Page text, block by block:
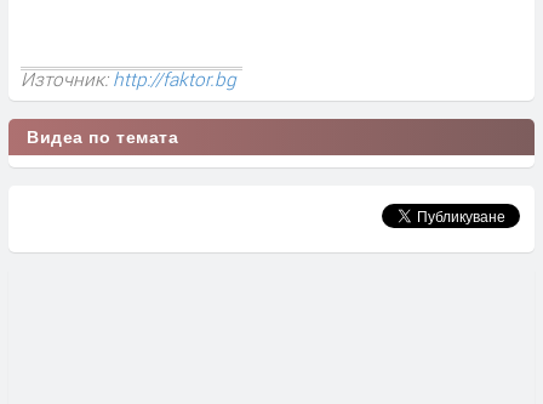
Източник:http://faktor.bg
Видеа по темата